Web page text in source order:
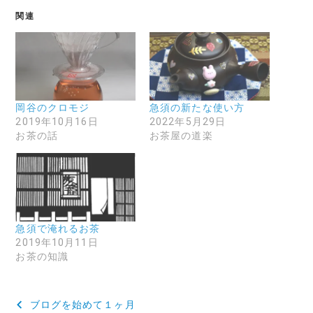
関連
岡谷のクロモジ
2019年10月16日
お茶の話
急須の新たな使い方
2022年5月29日
お茶屋の道楽
急須で淹れるお茶
2019年10月11日
お茶の知識
投 ブログを始めて１ヶ月